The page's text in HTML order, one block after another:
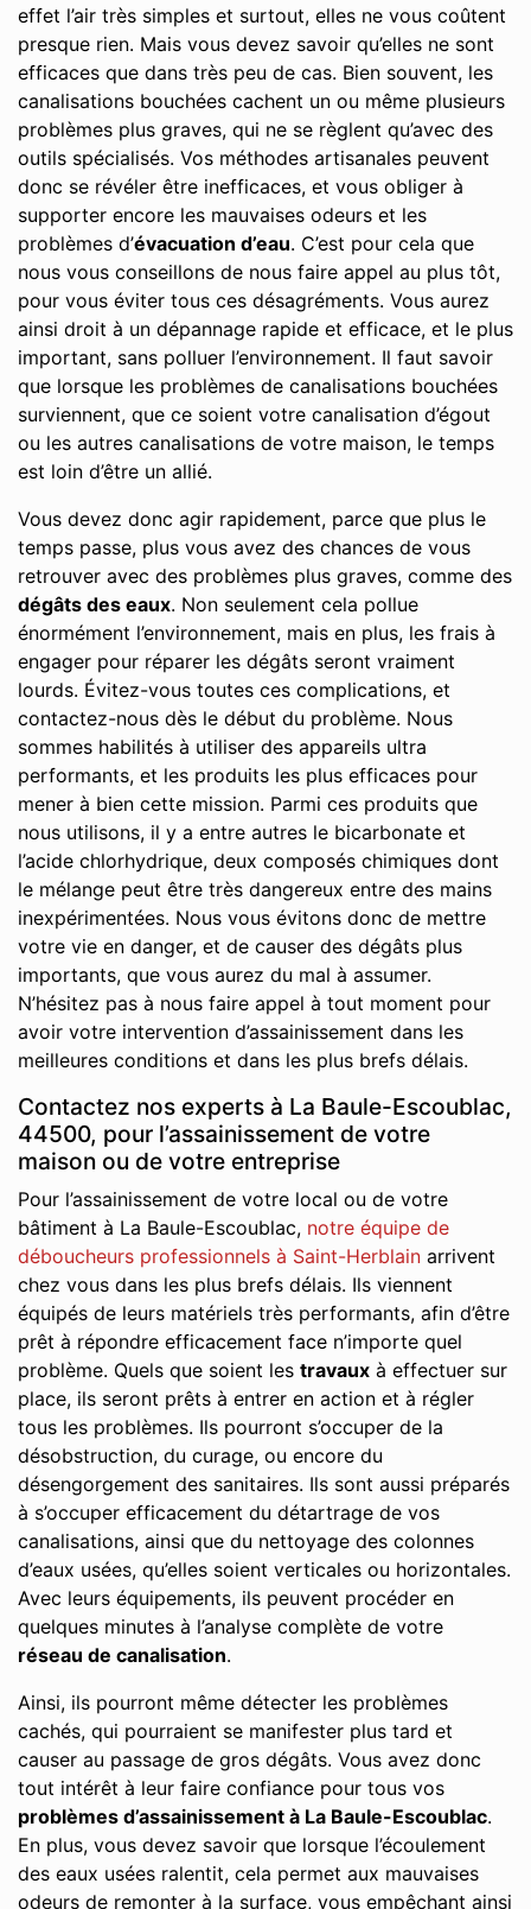
effet l’air très simples et surtout, elles ne vous coûtent
presque rien. Mais vous devez savoir qu’elles ne sont
efficaces que dans très peu de cas. Bien souvent, les
canalisations bouchées cachent un ou même plusieurs
problèmes plus graves, qui ne se règlent qu’avec des
outils spécialisés. Vos méthodes artisanales peuvent
donc se révéler être inefficaces, et vous obliger à
supporter encore les mauvaises odeurs et les
problèmes d’évacuation d’eau. C’est pour cela que
nous vous conseillons de nous faire appel au plus tôt,
pour vous éviter tous ces désagréments. Vous aurez
ainsi droit à un dépannage rapide et efficace, et le plus
important, sans polluer l’environnement. Il faut savoir
que lorsque les problèmes de canalisations bouchées
surviennent, que ce soient votre canalisation d’égout
ou les autres canalisations de votre maison, le temps
est loin d’être un allié.
Vous devez donc agir rapidement, parce que plus le
temps passe, plus vous avez des chances de vous
retrouver avec des problèmes plus graves, comme des
dégâts des eaux. Non seulement cela pollue
énormément l’environnement, mais en plus, les frais à
engager pour réparer les dégâts seront vraiment
lourds. Évitez-vous toutes ces complications, et
contactez-nous dès le début du problème. Nous
sommes habilités à utiliser des appareils ultra
performants, et les produits les plus efficaces pour
mener à bien cette mission. Parmi ces produits que
nous utilisons, il y a entre autres le bicarbonate et
l’acide chlorhydrique, deux composés chimiques dont
le mélange peut être très dangereux entre des mains
inexpérimentées. Nous vous évitons donc de mettre
votre vie en danger, et de causer des dégâts plus
importants, que vous aurez du mal à assumer.
N’hésitez pas à nous faire appel à tout moment pour
avoir votre intervention d’assainissement dans les
meilleures conditions et dans les plus brefs délais.
Contactez nos experts à La Baule-Escoublac,
44500, pour l’assainissement de votre
maison ou de votre entreprise
Pour l’assainissement de votre local ou de votre
bâtiment à La Baule-Escoublac, notre équipe de
déboucheurs professionnels à Saint-Herblain arrivent
chez vous dans les plus brefs délais. Ils viennent
équipés de leurs matériels très performants, afin d’être
prêt à répondre efficacement face n’importe quel
problème. Quels que soient les travaux à effectuer sur
place, ils seront prêts à entrer en action et à régler
tous les problèmes. Ils pourront s’occuper de la
désobstruction, du curage, ou encore du
désengorgement des sanitaires. Ils sont aussi préparés
à s’occuper efficacement du détartrage de vos
canalisations, ainsi que du nettoyage des colonnes
d’eaux usées, qu’elles soient verticales ou horizontales.
Avec leurs équipements, ils peuvent procéder en
quelques minutes à l’analyse complète de votre
réseau de canalisation.
Ainsi, ils pourront même détecter les problèmes
cachés, qui pourraient se manifester plus tard et
causer au passage de gros dégâts. Vous avez donc
tout intérêt à leur faire confiance pour tous vos
problèmes d’assainissement à La Baule-Escoublac.
En plus, vous devez savoir que lorsque l’écoulement
des eaux usées ralentit, cela permet aux mauvaises
odeurs de remonter à la surface, vous empêchant ainsi